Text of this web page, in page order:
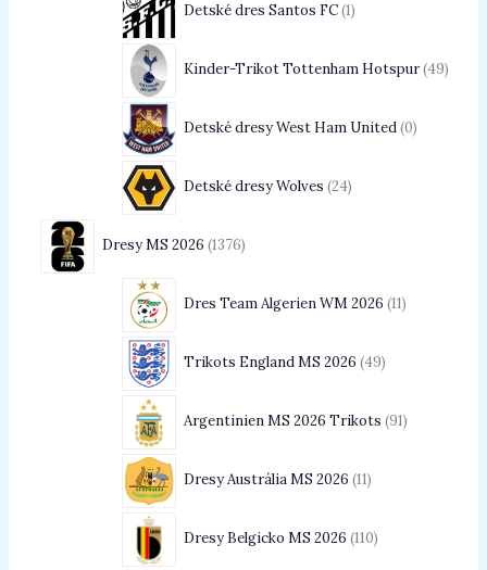
Detské dres Santos FC 1
Kinder-Trikot Tottenham Hotspur 49
Detské dresy West Ham United 0
Detské dresy Wolves 24
Dresy MS 2026 1376
Dres Team Algerien WM 2026 11
Trikots England MS 2026 49
Argentinien MS 2026 Trikots 91
Dresy Austrália MS 2026 11
Dresy Belgicko MS 2026 110